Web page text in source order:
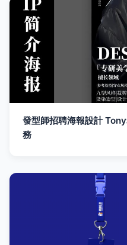
發型師招聘海報設計
務